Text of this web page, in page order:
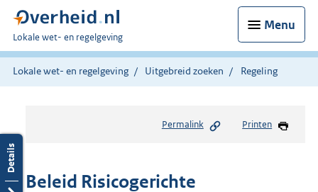
Menu
U
bent
hier:
Lokale wet- en regelgeving
Lokale wet- en regelgeving Uitgebreid zoeken Regeling
Permalink Printen
Beleid Risicogerichte